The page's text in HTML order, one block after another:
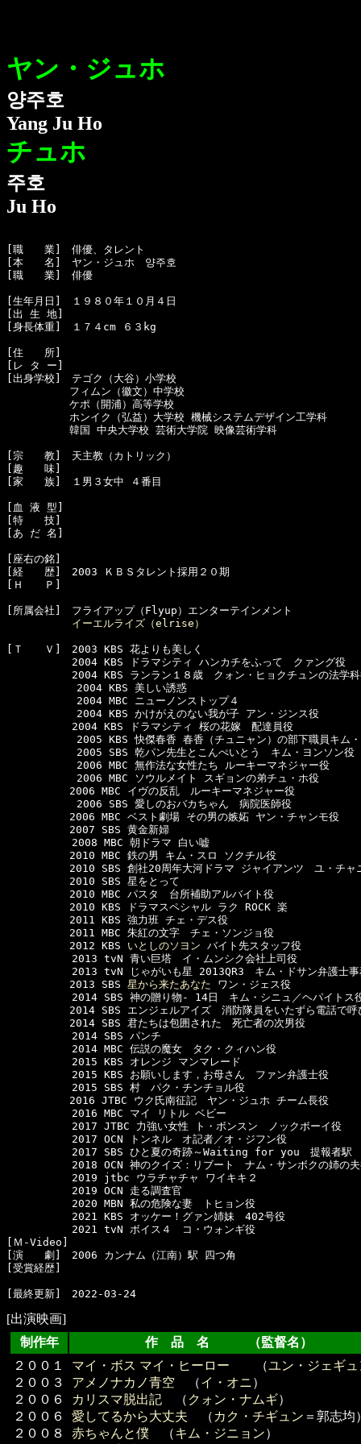
ヤン・ジュホ
양주호
Yang Ju Ho
チュホ
주호
Ju Ho
[職　　業]　俳優、タレント
[本　　名]　ヤン・ジュホ　양주호
[職　　業]　俳優
[生年月日]　１９８０年１０月４日
[出 生 地]
[身長体重]　１７４cm ６３kg
[住　　所]
[レ タ ー]
[出身学校]　テゴク（大谷）小学校
フィムン（徽文）中学校
ケポ（開浦）高等学校
ホンイク（弘益）大学校 機械システムデザイン工学科
韓国 中央大学校 芸術大学院 映像芸術学科
[宗　　教]　天主教（カトリック）
[趣　　味]
[家　　族]　１男３女中 ４番目
[血 液 型]
[特　　技]
[あ だ 名]
[座右の銘]
[経　　歴]　2003 ＫＢＳタレント採用２０期
[Ｈ　　Ｐ]
[所属会社]　フライアップ（Flyup）エンターテインメント
イーエルライズ（elrise）
[Ｔ　　Ｖ]　2003 KBS 花よりも美しく
  　　　　　2004 KBS ドラマシティ ハンカチをふって　クァング役
　　　　　2004 KBS ランラン１８歳　クォン・ヒョクチュンの法学
      　　　2004 KBS 美しい誘惑
      　　　2004 MBC ニューノンストップ４
      　　　2004 KBS かけがえのない我が子 アン・ジンス役
  　　　　　2004 KBS ドラマシティ 桜の花嫁　配達員役
　　　2005 KBS 快傑春香 春香（チュニャン）の部下職員キム
      　　　2005 SBS 乾パン先生とこんぺいとう　キム・ヨンソン役
      　　　2006 MBC 無作法な女性たち ルーキーマネジャー役
      　　　2006 MBC ソウルメイト スギョンの弟チュ・ホ役
2006 MBC イヴの反乱　ルーキーマネジャー役
      　　　2006 SBS 愛しのおバカちゃん　病院医師役
2006 MBC ベスト劇場 その男の嫉妬 ヤン・チャンモ役
2007 SBS 黄金新婦
  　　　　　2008 MBC 朝ドラマ 白い嘘
2010 MBC 鉄の男 キム・スロ ソクチル役
2010 SBS 創社20周年大河ドラマ ジャイアンツ　ユ・チャ
2010 SBS 星をとって
2010 MBC パスタ　台所補助アルバイト役
2010 KBS ドラマスペシャル ラク ROCK 楽
2011 KBS 強力班 チェ・デス役
2011 MBC 朱紅の文字　チェ・ソンジョ役
2012 KBS いとしのソヨン バイト先スタッフ役
  　　　　　2013 tvN 青い巨塔　イ・ムンシク会社上司役
　　　　　2013 tvN じゃがいも星 2013QR3　キム・ドサン弁護士事
2013 SBS 星から来たあなた ワン・ジェス役
　　　　　2014 SBS 神の贈り物- 14日　キム・シニュ／ヘパイトス
2014 SBS エンジェルアイズ　消防隊員をいたずら電話で呼
2014 SBS 君たちは包囲された　死亡者の次男役
  　　　　　2014 SBS パンチ
  　　　　　2014 MBC 伝説の魔女　タク・クィハン役
  　　　　　2015 KBS オレンジ マンマレード
  　　　　　2015 KBS お願いします，お母さん　ファン弁護士役
  　　　　　2015 SBS 村　パク・チンチョル役
2016 JTBC ウク氏南征記　ヤン・ジュホ チーム長役
  　　　　　2016 MBC マイ リトル ベビー
  　　　　　2017 JTBC 力強い女性 ト・ボンスン　ノックボーイ役
  　　　　　2017 OCN トンネル　オ記者／オ・ジフン役
  　　　　　2017 SBS ひと夏の奇跡～Waiting for you　提報者駅
　　　　　2018 OCN 神のクイズ：リブート　ナム・サンボクの姉の
  　　　　　2019 jtbc ウラチャチャ ワイキキ２
  　　　　　2019 OCN 走る調査官
  　　　　　2020 MBN 私の危険な妻　トヒョン役
  　　　　　2021 KBS オッケー！グァン姉妹　402号役
  　　　　　2021 tvN ボイス４　コ・ウォンギ役
[Ｍ-Video]
[演　　劇]　2006 カンナム（江南）駅 四つ角
[受賞経歴]
[出演映画]
制作年
作 品 名 （監督名）
２００１
２００３
２００６
２００６
２００８
マイ・ボス マイ・ヒーロー （ユン・ジェギュ
アメノナカノ青空 （イ・オニ）
カリスマ脱出記 （ クォン・ナムギ）
愛してるから大丈夫 （ カク・チギュン ＝郭志均
赤ちゃんと僕 （キム・ジニョン）